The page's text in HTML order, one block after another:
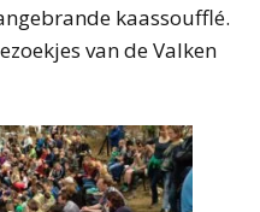
kaassoufflé.
van de Valken